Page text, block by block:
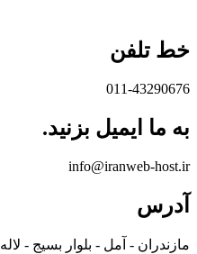
خط تلفن
011-43290676
به ما ایمیل بزنید.
info@iranweb-host.ir
آدرس
مازندران - آمل - بلوار بسیج - لاله 44 پلاک 91